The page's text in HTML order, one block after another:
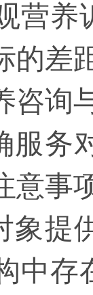
营养
的差
咨询
服务
意事
象提
中存